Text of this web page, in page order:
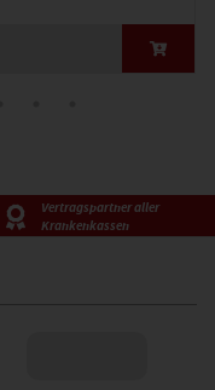
Vertragspartner aller
Krankenkassen